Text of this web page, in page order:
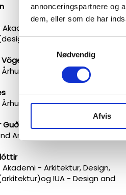
annonceringspartnere og
dem, eller som de har
Samtykkevalg
Nødvendig
Afvis
- Arkitektur, Design,
Architecture
- Arkitektur, Design,
IUA - Design and